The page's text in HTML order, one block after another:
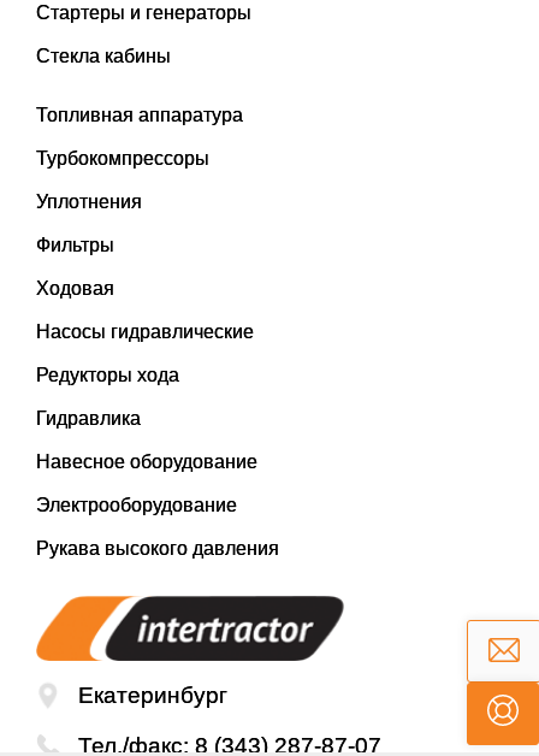
Стартеры и генераторы
Стекла кабины
Топливная аппаратура
Турбокомпрессоры
Уплотнения
Фильтры
Ходовая
Насосы гидравлические
Редукторы хода
Гидравлика
Навесное оборудование
Электрооборудование
Рукава высокого давления
Екатеринбург
Тел./факс: 8 (343) 287-87-07